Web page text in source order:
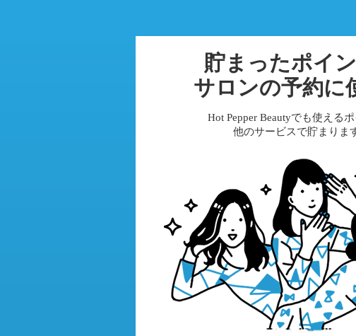
貯まったポイ
サロンの予約に
Hot Pepper Beautyでも使える
他のサービスで貯まりま